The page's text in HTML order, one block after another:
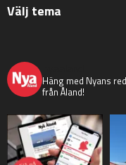
Välj tema
Häng med Nyans
från Åland!